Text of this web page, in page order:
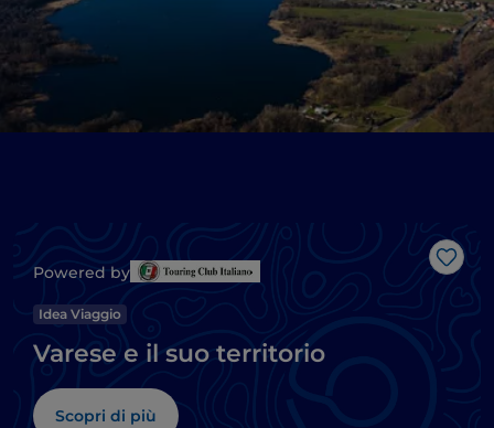
Like
Powered by
Idea Viaggio
Varese e il suo territorio
Scopri di più